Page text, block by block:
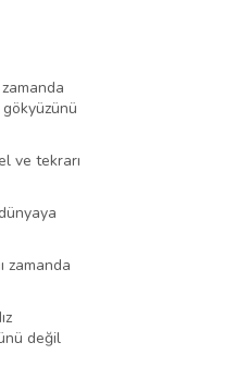
gökyüzünü
ve tekrarı
zamanda
değil